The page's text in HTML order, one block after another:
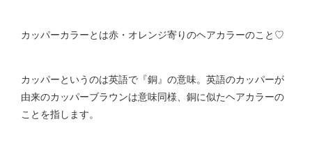
カッパーカラーとは赤・オレンジ寄りのヘアカラーのこと♡
カッパーというのは英語で『銅』の意味。英語のカッパーが
由来のカッパーブラウンは意味同様、銅に似たヘアカラーの
ことを指します。